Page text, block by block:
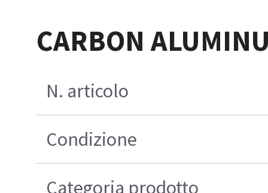
CARBON
N. articolo
Condizione
Categoria prodotto